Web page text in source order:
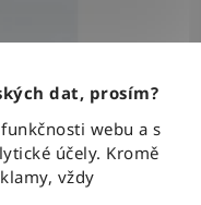
dat, prosím?
webu a s
účely. Kromě
vždy
DANDELION